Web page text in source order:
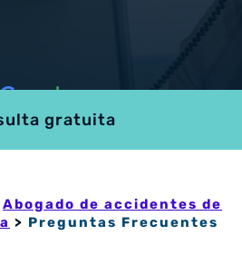
gratuita
Abogado de accidentes de
> Preguntas Frecuentes